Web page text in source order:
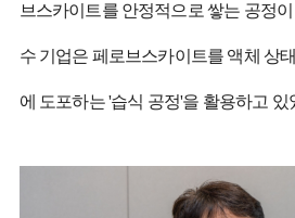
브스카이트를 안정적으로 쌓는 공정
수 기업은 페로브스카이트를 액체 상
에 도포하는 '습식 공정'을 활용하고 있